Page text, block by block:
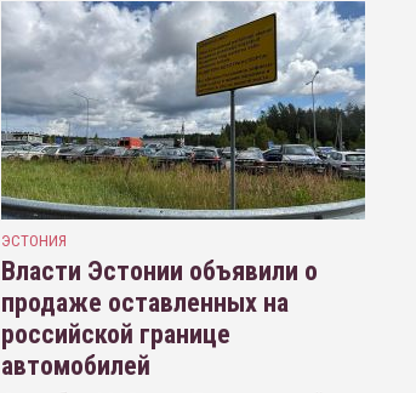
ЭСТОНИЯ
Власти Эстонии объявили о
продаже оставленных на
российской границе
автомобилей